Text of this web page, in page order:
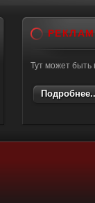
Тут может